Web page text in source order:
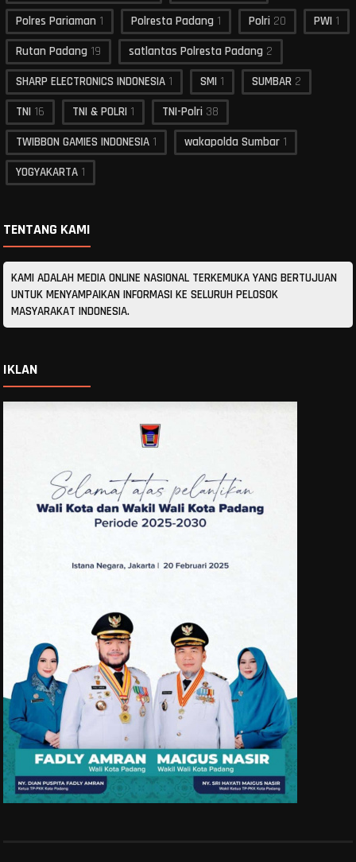
Polres Pariaman 1 Polresta Padang 1 Polri 20 PWI 1
Rutan Padang 19 satlantas Polresta Padang 2
SHARP ELECTRONICS INDONESIA 1 SMI 1 SUMBAR 2
TNI 16 TNI & POLRI 1 TNI-Polri 38
TWIBBON GAMIES INDONESIA 1 wakapolda Sumbar 1
YOGYAKARTA 1
TENTANG KAMI
KAMI ADALAH MEDIA ONLINE NASIONAL TERKEMUKA YANG BERTUJUAN
UNTUK MENYAMPAIKAN INFORMASI KE SELURUH PELOSOK
MASYARAKAT INDONESIA.
IKLAN